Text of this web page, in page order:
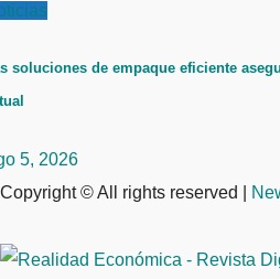
soluciones de empaque eficiente
5, 2026
Copyright © All rights reserved